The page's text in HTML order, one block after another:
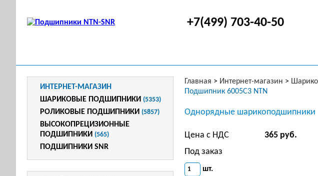
+7(499) 703-40-50
ИНТЕРНЕТ-МАГАЗИН
ШАРИКОВЫЕ ПОДШИПНИКИ (5353)
РОЛИКОВЫЕ ПОДШИПНИКИ (5857)
ВЫСОКОПРЕЦИЗИОННЫЕ
ПОДШИПНИКИ (565)
ПОДШИПНИКИ SNR
Главная > Интернет-магазин >
Подшипник 6005C3 NTN
Однорядные шарикоподшипники
Цена с НДС
365 руб.
Под заказ
шт.